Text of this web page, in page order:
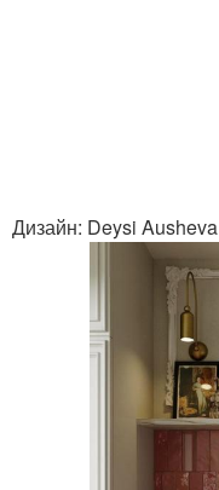
Дизайн: Deysi Ausheva